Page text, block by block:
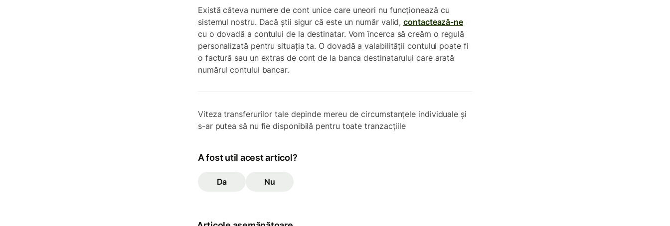
Există câteva numere de cont unice care uneori nu funcționează cu
sistemul nostru. Dacă știi sigur că este un număr valid,contactează-ne
cu o dovadă a contului de la destinatar. Vom încerca să creăm o regulă
personalizată pentru situația ta. O dovadă a valabilității contului poate fi
o factură sau un extras de cont de la banca destinatarului care arată
numărul contului bancar.
Viteza transferurilor tale depinde mereu de circumstanțele individuale și
s-ar putea să nu fie disponibilă pentru toate tranzacțiile
A fost util acest articol?
Da Nu